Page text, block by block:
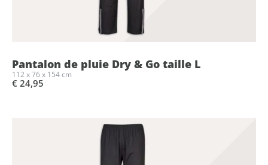
Pantalon de pluie Dry & Go taille L
112 x 76 x 154 cm
€ 24,95